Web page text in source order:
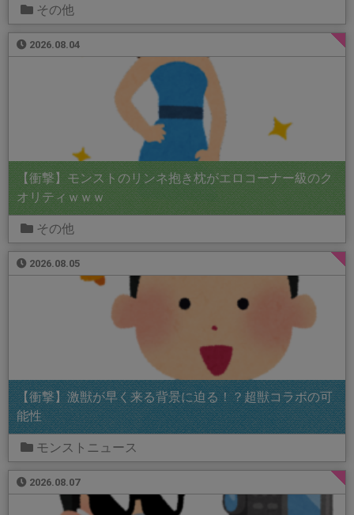
その他
2026.08.04
【衝撃】モンストのリンネ抱き枕がエロコーナー級のク
オリティｗｗｗ
その他
2026.08.05
【衝撃】激獣が早く来る背景に迫る！？超獣コラボの可
能性
モンストニュース
2026.08.07